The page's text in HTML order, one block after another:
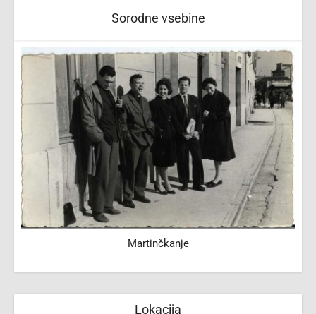
Sorodne vsebine
Martinčkanje
Lokacija